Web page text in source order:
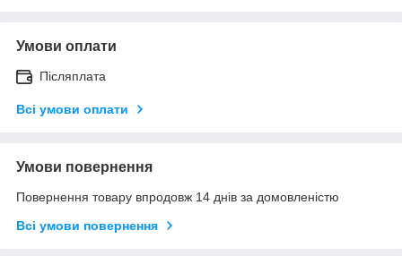
Умови оплати
Післяплата
Всі умови оплати
Умови повернення
Повернення товару впродовж 14 днів за домовленістю
Всі умови повернення